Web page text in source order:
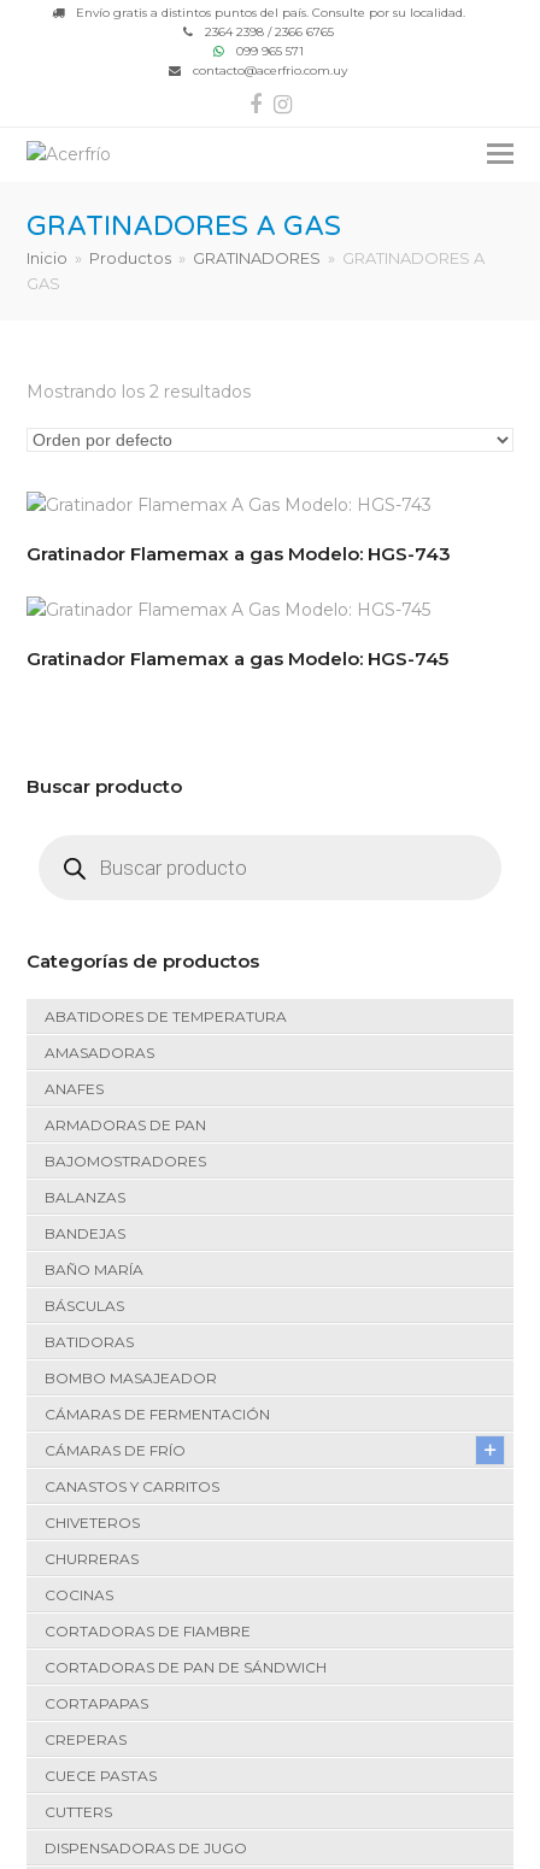
Envío gratis a distintos puntos del país. Consulte por su localidad.
2364 2398 / 2366 6765
099 965 571
contacto@acerfrio.com.uy
Facebook
Instagram
GRATINADORES A GAS
Inicio » Productos » GRATINADORES » GRATINADORES A
GAS
Mostrando los 2 resultados
Gratinador Flamemax a gas Modelo: HGS-743
Gratinador Flamemax a gas Modelo: HGS-745
Buscar producto
productos
Categorías de productos
ABATIDORES DE TEMPERATURA
AMASADORAS
ANAFES
ARMADORAS DE PAN
BAJOMOSTRADORES
BALANZAS
BANDEJAS
BAÑO MARÍA
BÁSCULAS
BATIDORAS
BOMBO MASAJEADOR
CÁMARAS DE FERMENTACIÓN
CÁMARAS DE FRÍO
CANASTOS Y CARRITOS
CHIVETEROS
CHURRERAS
COCINAS
CORTADORAS DE FIAMBRE
CORTADORAS DE PAN DE SÁNDWICH
CORTAPAPAS
CREPERAS
CUECE PASTAS
CUTTERS
DISPENSADORAS DE JUGO